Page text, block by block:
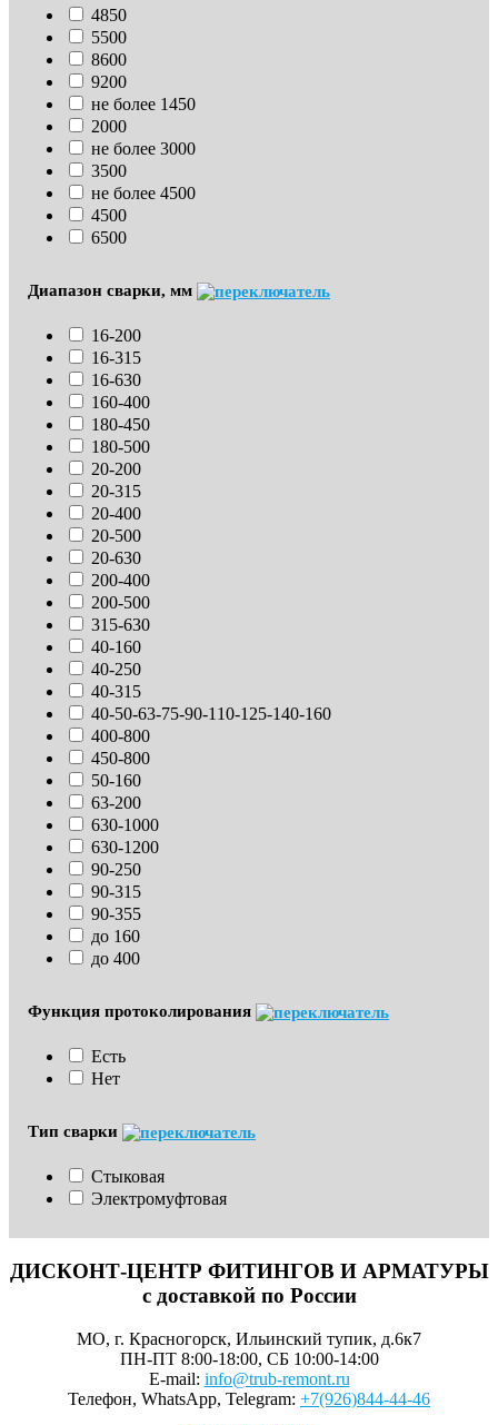
4850
5500
8600
9200
не более 1450
2000
не более 3000
3500
не более 4500
4500
6500
Диапазон сварки, мм
16-200
16-315
16-630
160-400
180-450
180-500
20-200
20-315
20-400
20-500
20-630
200-400
200-500
315-630
40-160
40-250
40-315
40-50-63-75-90-110-125-140-160
400-800
450-800
50-160
63-200
630-1000
630-1200
90-250
90-315
90-355
до 160
до 400
Функция протоколирования
Есть
Нет
Тип сварки
Стыковая
Электромуфтовая
ДИСКОНТ-ЦЕНТР ФИТИНГОВ И АРМАТУРЫ
с доставкой по России
МО, г. Красногорск, Ильинский тупик, д.6к7
ПН-ПТ 8:00-18:00, СБ 10:00-14:00
E-mail: info@trub-remont.ru
Телефон, WhatsApp, Telegram: +7(926)844-44-46